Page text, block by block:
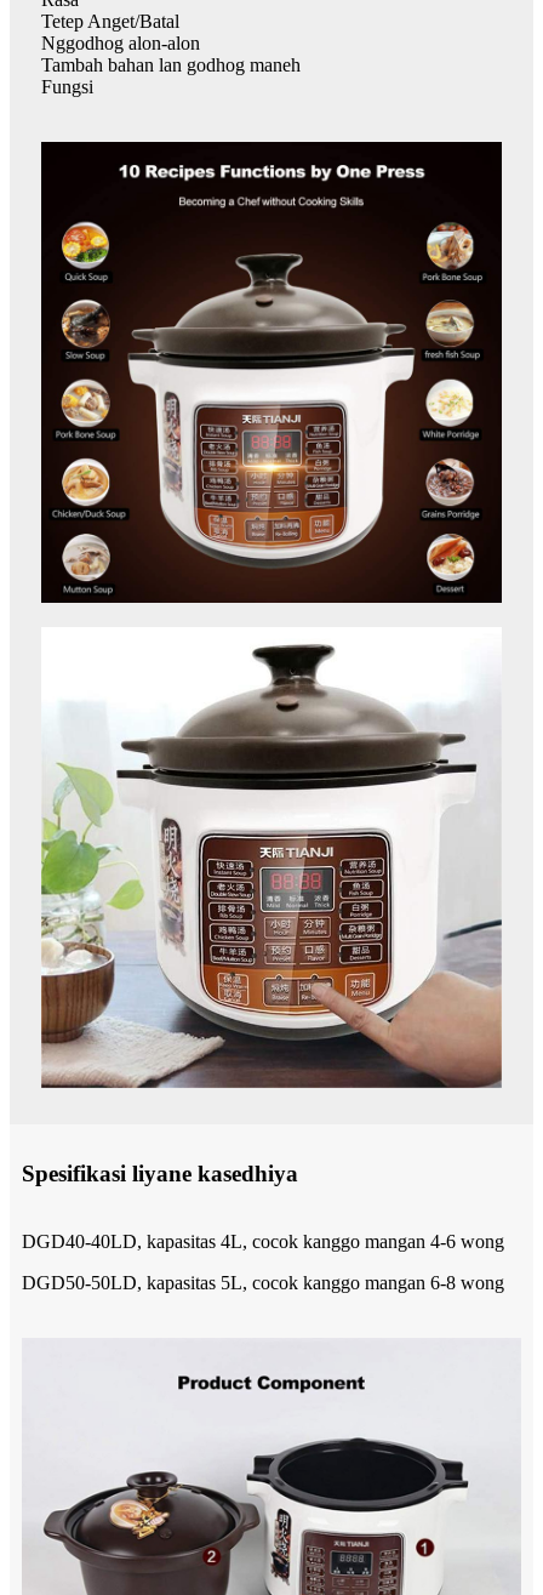
Tetep Anget/Batal
Nggodhog alon-alon
Tambah bahan lan godhog maneh
Fungsi
Spesifikasi liyane kasedhiya
DGD40-40LD, kapasitas 4L, cocok kanggo mangan 4-6 wong
DGD50-50LD, kapasitas 5L, cocok kanggo mangan 6-8 wong